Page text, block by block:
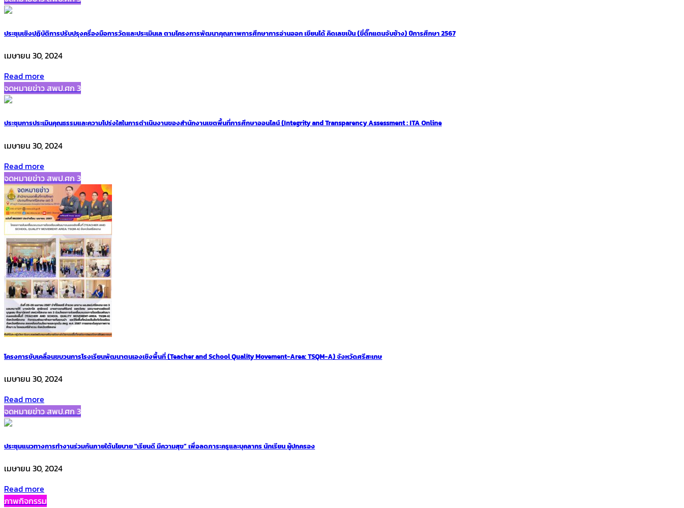
ประชุมเชิงปฏิบัติการปรับปรุงครื่องมือการวัดและประเมินเล ตามโครงการพัฒนาคุณภาพการศึกษาการอ่านออก เขียนได้ คิดเลขเป็น (ขี่ติ๊กแตนจับช้าง) ปีการศึกษา 2567
เมษายน 30, 2024
Read more
จดหมายข่าว สพป.ศก 3
ประชุมการประเมินคุณธรรมและความโปร่งใสในการดำเนินงานของสำนักงานเขตพื้นที่การศึกษาออนไลน์ (Integrity and Transparency Assessment : ITA Online
เมษายน 30, 2024
Read more
จดหมายข่าว สพป.ศก 3
โครงการขับเคลื่อนขบวนการโรงเรียนพัฒนาตนเองเชิงพื้นที่ (Teacher and School Quality Movement-Area: TSQM-A) จังหวัดศรีสะเกษ
เมษายน 30, 2024
Read more
จดหมายข่าว สพป.ศก 3
ประชุมแนวทางการทำงานร่วมกันภายใต้นโยบาย "เรียนดี มีความสุข” เพื่อลดภาระครูและบุคลากร นักเรียน ผู้ปกครอง
เมษายน 30, 2024
Read more
ภาพกิจกรรม